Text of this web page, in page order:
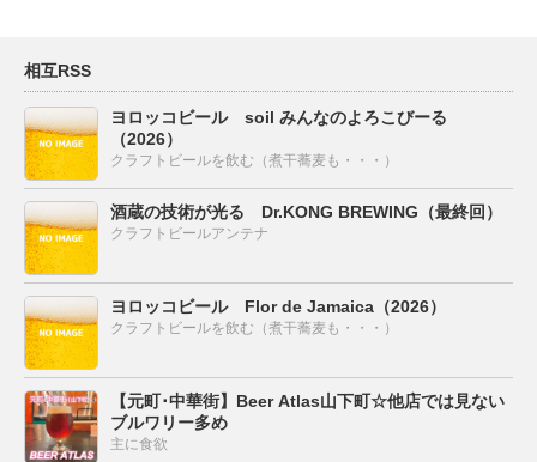
相互RSS
ヨロッコビール soil みんなのよろこびーる
（2026）
クラフトビールを飲む（煮干蕎麦も・・・）
酒蔵の技術が光る Dr.KONG BREWING（最終回）
クラフトビールアンテナ
ヨロッコビール Flor de Jamaica（2026）
クラフトビールを飲む（煮干蕎麦も・・・）
【元町･中華街】Beer Atlas山下町☆他店では見ない
ブルワリー多め
主に食欲